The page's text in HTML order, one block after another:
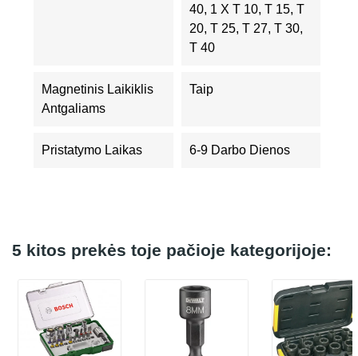
40, 1 X T 10, T 15, T
20, T 25, T 27, T 30,
T 40
Magnetinis Laikiklis
Antgaliams
Taip
Pristatymo Laikas 6-9 Darbo Dienos
5 kitos prekės toje pačioje kategorijoje: